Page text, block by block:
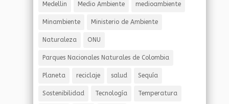
Medellin Medio Ambiente medioambiente
Minambiente Ministerio de Ambiente
Naturaleza ONU
Parques Nacionales Naturales de Colombia
Planeta reciclaje salud Sequía
Sostenibilidad Tecnología Temperatura